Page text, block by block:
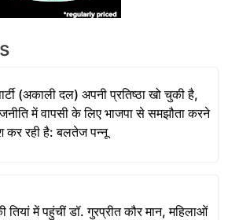
(अकाली दल) अपनी प्रतिष्ठा खो चुकी है,
में वापसी के लिए भाजपा से समझौता करने
कर रही है: बलतेज पन्नू
तियां में पहुंचीं डॉ. गुरप्रीत कौर मान, महिलाओं